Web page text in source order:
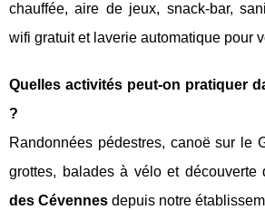
chauffée, aire de jeux, snack-bar,
wifi gratuit et laverie automatique pour
Quelles activités peut-on pratiquer
?
Randonnées pédestres, canoë sur le
grottes, balades à vélo et découverte
des Cévennes depuis notre